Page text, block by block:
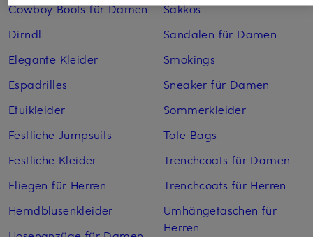
Cowboy Boots für Damen
Dirndl
Elegante Kleider
Espadrilles
Etuikleider
Festliche Jumpsuits
Festliche Kleider
Fliegen für Herren
Hemdblusenkleider
Sakkos
Sandalen für Damen
Smokings
Sneaker für Damen
Sommerkleider
Tote Bags
Trenchcoats für Damen
Trenchcoats für Herren
Umhängetaschen für
Herren